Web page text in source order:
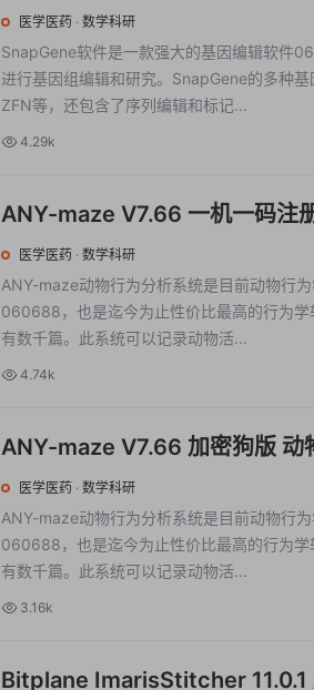
学研究设计软件snapgene
医学医药 · 数学科研
SnapGene软件是一款强大的基因编辑软件
进行基因组编辑和研究。SnapGene的多种
ZFN等，还包含了序列编辑和标记...
4.29k
ANY-maze V7.66 一机一码注
anymaze
医学医药 · 数学科研
ANY-maze动物行为分析系统是目前动物行
060688，也是迄今为止性价比最高的行为
有数千篇。此系统可以记录动物活...
4.74k
ANY-maze V7.66 加密狗版 动
医学医药 · 数学科研
ANY-maze动物行为分析系统是目前动物行
060688，也是迄今为止性价比最高的行为
有数千篇。此系统可以记录动物活...
3.16k
Bitplane ImarisStitcher 11.0.1